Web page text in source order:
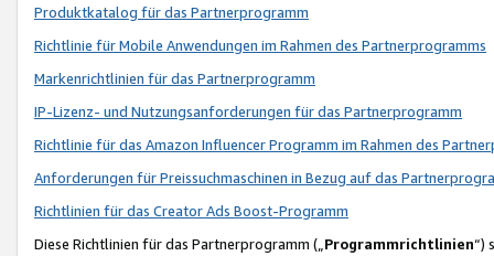
Produktkatalog für das Partnerprogramm
Richtlinie für Mobile Anwendungen im Rahmen des Partnerprogramms
Markenrichtlinien für das Partnerprogramm
IP-Lizenz- und Nutzungsanforderungen für das Partnerprogramm
Richtlinie für das Amazon Influencer Programm im Rahmen des
Anforderungen für Preissuchmaschinen in Bezug auf das
Richtlinien für das Creator Ads Boost-Programm
Diese Richtlinien für das Partnerprogramm („Programmrichtlinien“)